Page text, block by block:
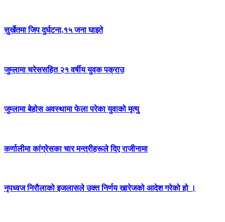
सुर्खेतमा जिप दुर्घटना,१५ जना घाइते
जुम्लामा चरेससहित २१ वर्षीय युवक पक्राउ
जुम्लामा बेहोस अवस्थामा फेला परेका युवाको मृत्यु
कर्णालीमा कांग्रेसका चार मन्त्रीहरूले दिए राजीनामा
नृपध्वज निरौलाको इजलासले उक्त निर्णय खारेजको आदेश गरेको हो ।